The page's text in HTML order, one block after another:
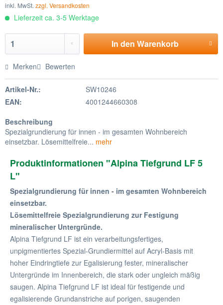
inkl. MwSt. zzgl. Versandkosten
Lieferzeit ca. 3-5 Werktage
In denWarenkorb
Merken Bewerten
Artikel-Nr.:
SW10246
EAN:
4001244660308
Beschreibung
Spezialgrundierung für innen - im gesamten Wohnbereich
einsetzbar. Lösemittelfreie... mehr
Produktinformationen "Alpina Tiefgrund LF 5
L"
Spezialgrundierung für innen - im gesamten Wohnbereich
einsetzbar.
Lösemittelfreie Spezialgrundierung zur Festigung
mineralischer Untergründe.
Alpina Tiefgrund LF ist ein verarbeitungsfertiges,
unpigmentiertes Spezial-Grundiermittel auf Acryl-Basis mit
hoher Eindringtiefe zur Egalisierung fester, mineralischer
Untergründe im Innenbereich, die stark oder ungleich mäßig
saugen. Alpina Tiefgrund LF ist ideal für festigende und
egalisierende Grundanstriche auf porigen, saugenden